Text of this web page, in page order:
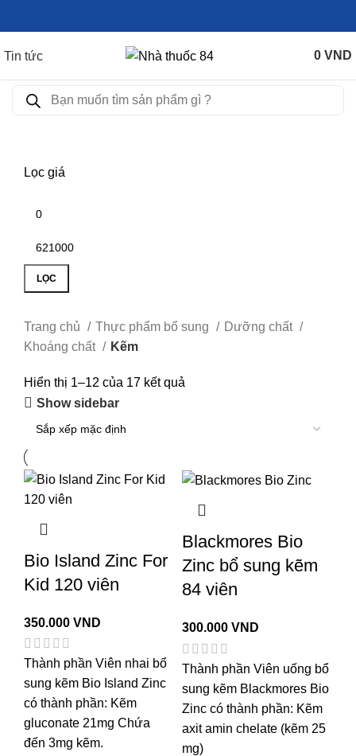
Tin tức 0 VND
Lọc giá
LỌC
Trang chủ Thực phẩm bổ sung
Dưỡng chất
Khoáng chất
Kẽm
Hiển thị 1–12 của 17 kết quả
Show sidebar
Bio Island Zinc For
Kid 120 viên
350.000 VND
Thành phần Viên nhai bổ
sung kẽm Bio Island Zinc
có thành phần: Kẽm
gluconate 21mg Chứa
đến 3mg kẽm.
Blackmores Bio
Zinc bổ sung kẽm
84 viên
300.000 VND
Thành phần Viên uống bổ
sung kẽm Blackmores Bio
Zinc có thành phần: Kẽm
axit amin chelate (kẽm 25
mg)